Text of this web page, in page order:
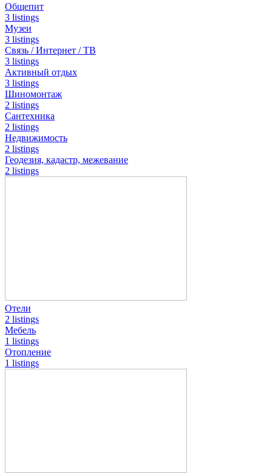
Общепит
3 listings
Музеи
3 listings
Связь / Интернет / ТВ
3 listings
Активный отдых
3 listings
Шиномонтаж
2 listings
Сантехника
2 listings
Недвижимость
2 listings
Геодезия, кадастр, межевание
2 listings
Отели
2 listings
Мебель
1 listings
Отопление
1 listings